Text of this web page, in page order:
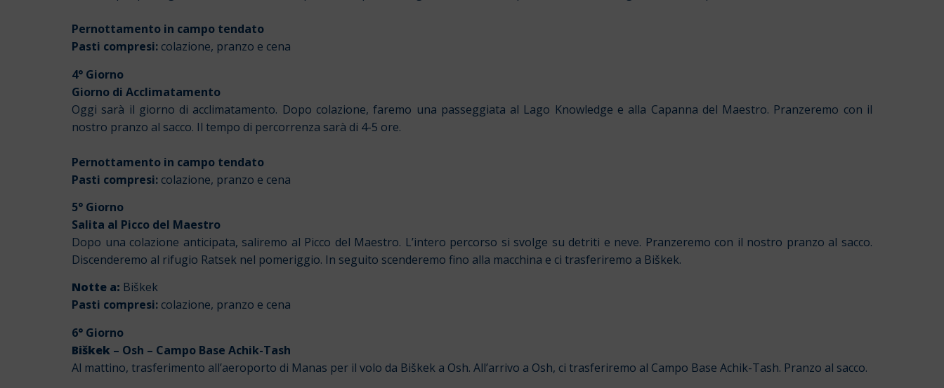
Pernottamento in campo tendato
Pasti compresi: colazione, pranzo e cena
4° Giorno
Giorno di Acclimatamento
Oggi sarà il giorno di acclimatamento. Dopo colazione, faremo una passeggiata al Lago Knowledge e alla Capanna del Maestro. Pranzeremo con il
nostro pranzo al sacco. Il tempo di percorrenza sarà di 4-5 ore.
Pernottamento in campo tendato
Pasti compresi: colazione, pranzo e cena
5° Giorno
Salita al Picco del Maestro
Dopo una colazione anticipata, saliremo al Picco del Maestro. L’intero percorso si svolge su detriti e neve. Pranzeremo con il nostro pranzo al sacco.
Discenderemo al rifugio Ratsek nel pomeriggio. In seguito scenderemo fino alla macchina e ci trasferiremo a Biškek.
Notte a: Biškek
Pasti compresi: colazione, pranzo e cena
6° Giorno
Biškek – Osh – Campo Base Achik-Tash
Al mattino, trasferimento all’aeroporto di Manas per il volo da Biškek a Osh. All’arrivo a Osh, ci trasferiremo al Campo Base Achik-Tash. Pranzo al sacco.